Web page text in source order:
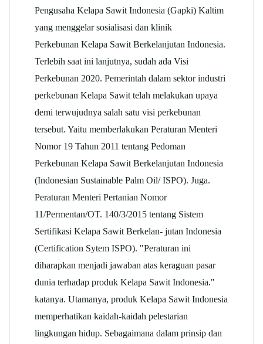
Pengusaha Kelapa Sawit Indonesia (Gapki) Kaltim
yang menggelar sosialisasi dan klinik
Perkebunan Kelapa Sawit Berkelanjutan Indonesia.
Terlebih saat ini lanjutnya, sudah ada Visi
Perkebunan 2020. Pemerintah dalam sektor industri
perkebunan Kelapa Sawit telah melakukan upaya
demi terwujudnya salah satu visi perkebunan
tersebut. Yaitu memberlakukan Peraturan Menteri
Nomor 19 Tahun 2011 tentang Pedoman
Perkebunan Kelapa Sawit Berkelanjutan Indonesia
(Indonesian Sustainable Palm Oil/ ISPO). Juga.
Peraturan Menteri Pertanian Nomor
11/Permentan/OT. 140/3/2015 tentang Sistem
Sertifikasi Kelapa Sawit Berkelan- jutan Indonesia
(Certification Sytem ISPO). "Peraturan ini
diharapkan menjadi jawaban atas keraguan pasar
dunia terhadap produk Kelapa Sawit Indonesia."
katanya. Utamanya, produk Kelapa Sawit Indonesia
memperhatikan kaidah-kaidah pelestarian
lingkungan hidup. Sebagaimana dalam prinsip dan